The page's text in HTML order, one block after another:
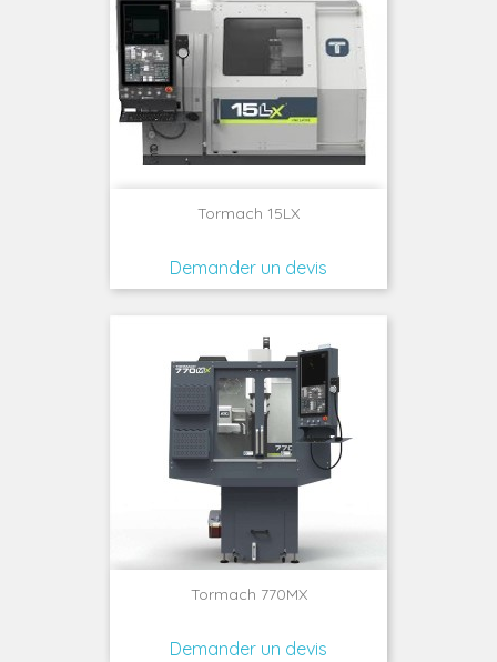
Tormach 15LX
Demander un devis
Tormach 770MX
Demander un devis